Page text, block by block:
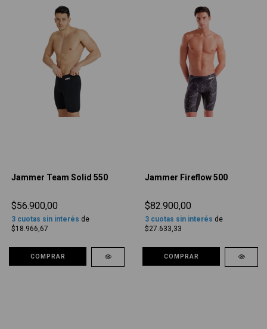
Jammer Team Solid 550
$56.900,00
3 cuotas sin interés de
$18.966,67
COMPRAR
Jammer Fireflow 500
$82.900,00
3 cuotas sin interés de
$27.633,33
COMPRAR